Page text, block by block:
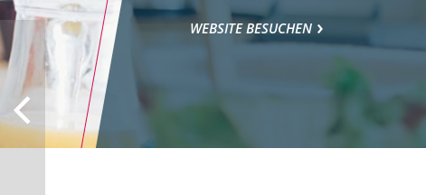
WEBSITE BESUCHEN